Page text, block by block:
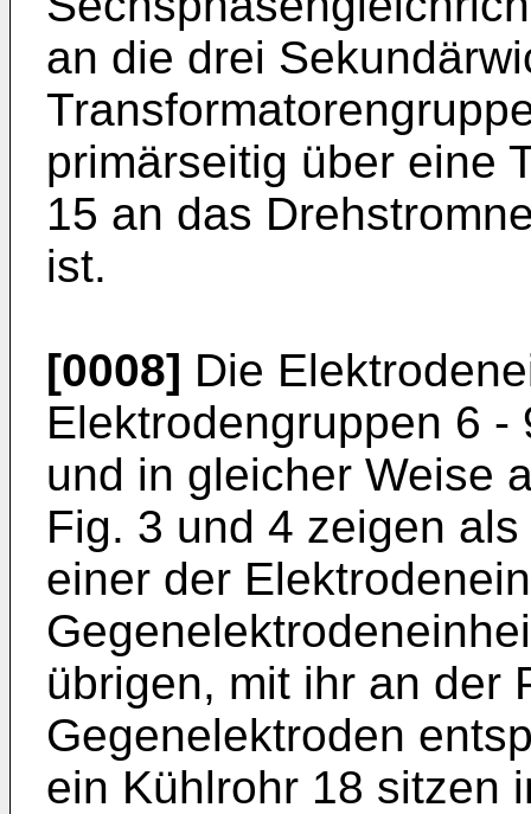
an die drei
primärseitig über eine
15 an das
ist.
[0008] Die
Elektrodengruppen 6
und in gleicher Weise
Fig. 3 und 4 zeigen
einer der
übrigen, mit ihr an der
Gegenelektroden
ein Kühlrohr 18 sitzen